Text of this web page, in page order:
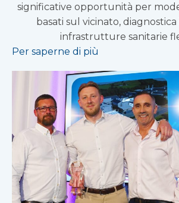
significative opportunità per
basati sul vicinato,
infrastrutture sanitarie
Per saperne di più